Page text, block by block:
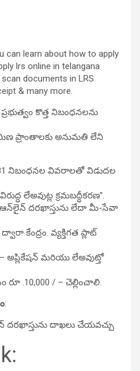
can learn about how to apply
lrs online in telangana
documents in LRS
& many more.
కొత్త నిబంధనలను
ప్రాంతాలకు అనుమతి లేని
నిబంధనల వివరాలతో విడుదల
లేఅవుట్ల క్రమబద్ధీకరణ”.
ఆన్‌లైన్ దరఖాస్తును లేదా మీ-సేవా
కేంద్రం. వ్యక్తిగత ప్లాట్
అప్లికేషన్ మరియు లేఅవుట్తో
రూ .10,000 / – చెల్లించాలి.
:
దాఖలు చేయవచ్చు